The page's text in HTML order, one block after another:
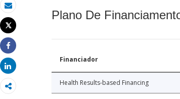
Email
Imprimir
Tweet
Share
Share
Plano De
Financiador
Health Results-based Financing